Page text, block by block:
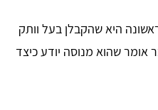
היא שהקבלן בעל וותק
אומר שהוא מנוסה יודע כיצד